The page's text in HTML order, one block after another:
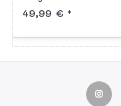
pink handlackiert
49,99 € *